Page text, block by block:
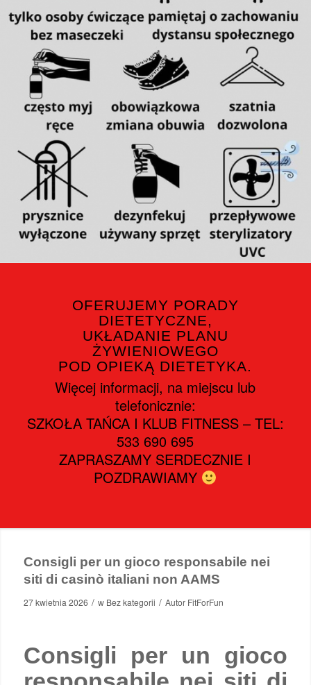
OFERUJEMY PORADY
DIETETYCZNE,
UKŁADANIE PLANU
ŻYWIENIOWEGO
POD OPIEKĄ DIETETYKA.
Więcej informacji, na miejscu lub
telefonicznie:
SZKOŁA TAŃCA I KLUB FITNESS – TEL:
533 690 695
ZAPRASZAMY SERDECZNIE I
POZDRAWIAMY
Consigli per un gioco responsabile nei
siti di casinò italiani non AAMS
27 kwietnia 2026 / w Bez kategorii / Autor FitForFun
Consigli per un gioco